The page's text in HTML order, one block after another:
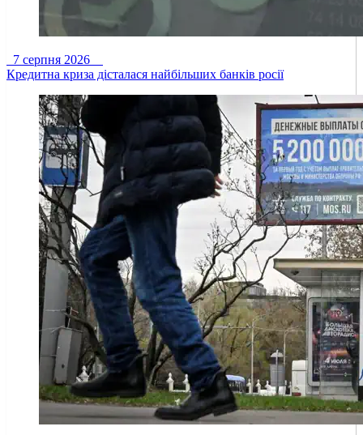
7 серпня 2026
Кредитна криза дісталася найбільших банків росії